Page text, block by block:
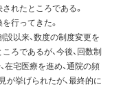
れたところである。
行ってきた。
設以来、数度の制度変更を
ろであるが、今後、回数制
在宅医療を進め、通院の頻
が挙げられたが、最終的に